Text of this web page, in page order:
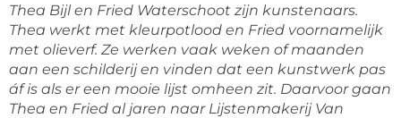
Thea Bijl en Fried Waterschoot zijn kunstenaars.
Thea werkt met kleurpotlood en Fried voornamelijk
met olieverf. Ze werken vaak weken of maanden
aan een schilderij en vinden dat een kunstwerk pas
áf is als er een mooie lijst omheen zit. Daarvoor gaan
Thea en Fried al jaren naar Lijstenmakerij Van